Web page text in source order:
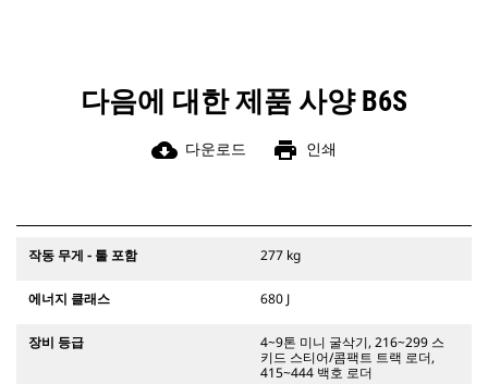
다음에 대한 제품 사양 B6S
cloud_download 다운로드 print 인쇄
작동 무게 - 툴 포함 277 kg
에너지 클래스 680 J
장비 등급
4~9톤 미니 굴삭기, 216~299 스
키드 스티어/콤팩트 트랙 로더,
415~444 백호 로더